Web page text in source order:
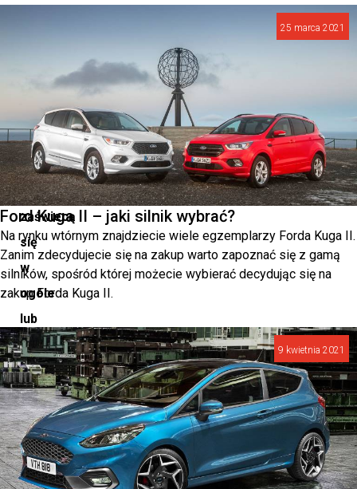
spowodować,
że
żarówki
samochodowe
nie
zaświecą
się
w
ogóle
lub
włączą
się
ze
zwiększoną
intensywnością,
co
25 marca 2021
Ford Kuga II – jaki silnik wybrać?
Na rynku wtórnym znajdziecie wiele egzemplarzy Forda Kuga II.
Zanim zdecydujecie się na zakup warto zapoznać się z gamą
silników, spośród której możecie wybierać decydując się na
zakup Forda Kuga II.
9 kwietnia 2021